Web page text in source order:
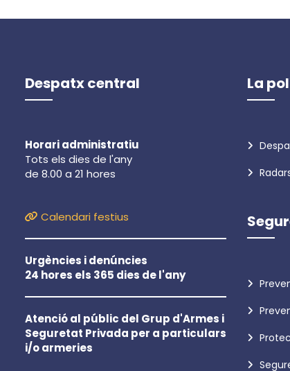
Despatx central
Horari administratiu
Tots els dies de l'any
de 8.00 a 21 hores
Calendari festius
Urgències i denúncies
24 hores els 365 dies de l'any
Atenció al públic del Grup d'Armes i
Seguretat Privada per a particulars
i/o armeries
La